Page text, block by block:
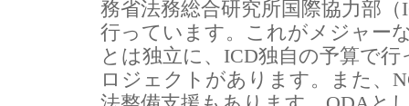
務省法務総合研究所国際協力部
行っています。これがメジャー
とは独立に、ICD独自の予算で
ロジェクトがあります。また、